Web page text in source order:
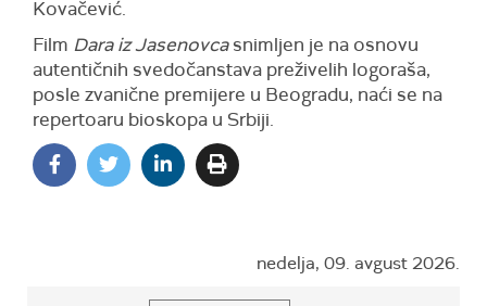
Kovačević.
Film Dara iz Jasenovcasnimljen je na osnovu
autentičnih svedočanstava preživelih logoraša,
posle zvanične premijere u Beogradu, naći se na
repertoaru bioskopa u Srbiji.
nedelja, 09. avgust 2026.